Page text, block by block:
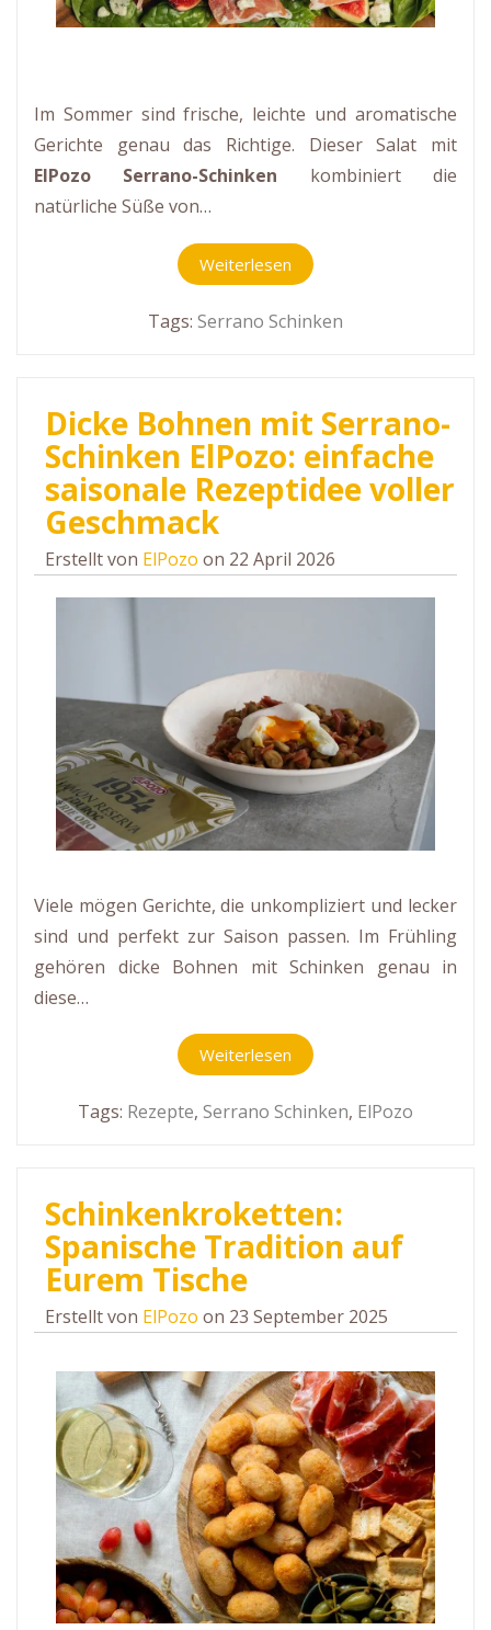
Im Sommer sind frische, leichte und aromatische
Gerichte genau das Richtige. Dieser Salat mit
ElPozo Serrano-Schinken kombiniert die
natürliche Süße von…
Weiterlesen
Tags: Serrano Schinken
Dicke Bohnen mit Serrano-
Schinken ElPozo: einfache
saisonale Rezeptidee voller
Geschmack
Erstellt von ElPozo on 22 April 2026
Viele mögen Gerichte, die unkompliziert und lecker
sind und perfekt zur Saison passen. Im Frühling
gehören dicke Bohnen mit Schinken genau in
diese…
Weiterlesen
Tags: Rezepte, Serrano Schinken, ElPozo
Schinkenkroketten:
Spanische Tradition auf
Eurem Tische
Erstellt von ElPozo on 23 September 2025